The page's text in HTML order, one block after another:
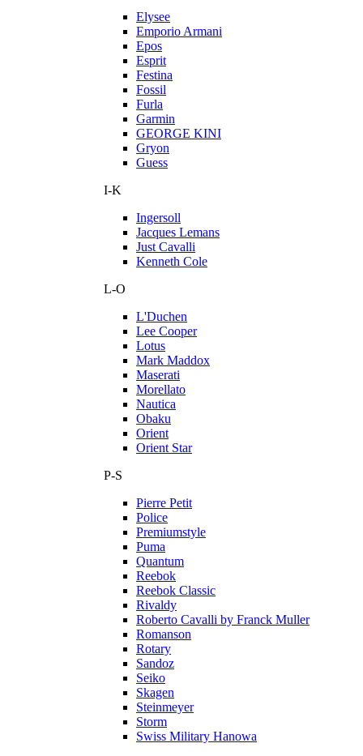
Elysee
Emporio Armani
Epos
Esprit
Festina
Fossil
Furla
Garmin
GEORGE KINI
Gryon
Guess
I-K
Ingersoll
Jacques Lemans
Just Cavalli
Kenneth Cole
L-O
L'Duchen
Lee Cooper
Lotus
Mark Maddox
Maserati
Morellato
Nautica
Obaku
Orient
Orient Star
P-S
Pierre Petit
Police
Premiumstyle
Puma
Quantum
Reebok
Reebok Classic
Rivaldy
Roberto Cavalli by Franck Muller
Romanson
Rotary
Sandoz
Seiko
Skagen
Steinmeyer
Storm
Swiss Military Hanowa